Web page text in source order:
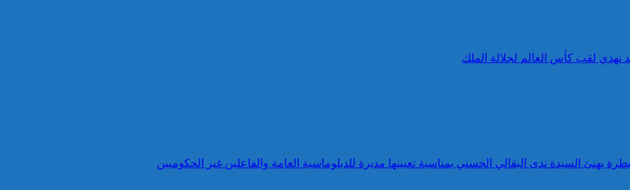
نهدي لقب كأس العالم لجلالة الملك
يهنئ السيدة ندى البقالي الحسني بمناسبة تعيينها مديرة للدبلوماسية العامة والفاعلين غير الحكوميين